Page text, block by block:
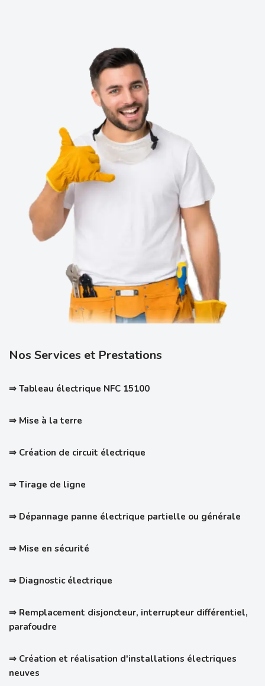
Nos Services et Prestations
⇒ Tableau électrique NFC 15100
⇒ Mise à la terre
⇒ Création de circuit électrique
⇒ Tirage de ligne
⇒ Dépannage panne électrique partielle ou générale
⇒ Mise en sécurité
⇒ Diagnostic électrique
⇒ Remplacement disjoncteur, interrupteur différentiel,
parafoudre
⇒ Création et réalisation d'installations électriques
neuves